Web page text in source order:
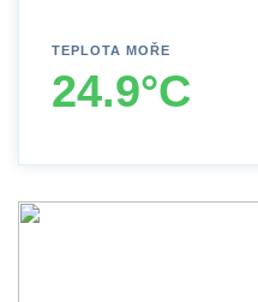
TEPLOTA MOŘE
24.9°C